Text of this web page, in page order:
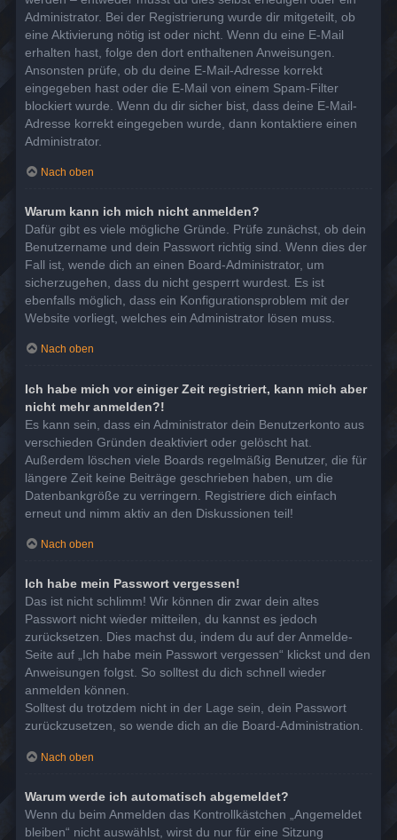
Administrator. Bei der Registrierung wurde dir mitgeteilt, ob
eine Aktivierung nötig ist oder nicht. Wenn du eine E-Mail
erhalten hast, folge den dort enthaltenen Anweisungen.
Ansonsten prüfe, ob du deine E-Mail-Adresse korrekt
eingegeben hast oder die E-Mail von einem Spam-Filter
blockiert wurde. Wenn du dir sicher bist, dass deine E-Mail-
Adresse korrekt eingegeben wurde, dann kontaktiere einen
Administrator.
Nach oben
Warum kann ich mich nicht anmelden?
Dafür gibt es viele mögliche Gründe. Prüfe zunächst, ob dein
Benutzername und dein Passwort richtig sind. Wenn dies der
Fall ist, wende dich an einen Board-Administrator, um
sicherzugehen, dass du nicht gesperrt wurdest. Es ist
ebenfalls möglich, dass ein Konfigurationsproblem mit der
Website vorliegt, welches ein Administrator lösen muss.
Nach oben
Ich habe mich vor einiger Zeit registriert, kann mich aber
nicht mehr anmelden?!
Es kann sein, dass ein Administrator dein Benutzerkonto aus
verschieden Gründen deaktiviert oder gelöscht hat.
Außerdem löschen viele Boards regelmäßig Benutzer, die für
längere Zeit keine Beiträge geschrieben haben, um die
Datenbankgröße zu verringern. Registriere dich einfach
erneut und nimm aktiv an den Diskussionen teil!
Nach oben
Ich habe mein Passwort vergessen!
Das ist nicht schlimm! Wir können dir zwar dein altes
Passwort nicht wieder mitteilen, du kannst es jedoch
zurücksetzen. Dies machst du, indem du auf der Anmelde-
Seite auf „Ich habe mein Passwort vergessen“ klickst und den
Anweisungen folgst. So solltest du dich schnell wieder
anmelden können.
Solltest du trotzdem nicht in der Lage sein, dein Passwort
zurückzusetzen, so wende dich an die Board-Administration.
Nach oben
Warum werde ich automatisch abgemeldet?
Wenn du beim Anmelden das Kontrollkästchen „Angemeldet
bleiben“ nicht auswählst, wirst du nur für eine Sitzung